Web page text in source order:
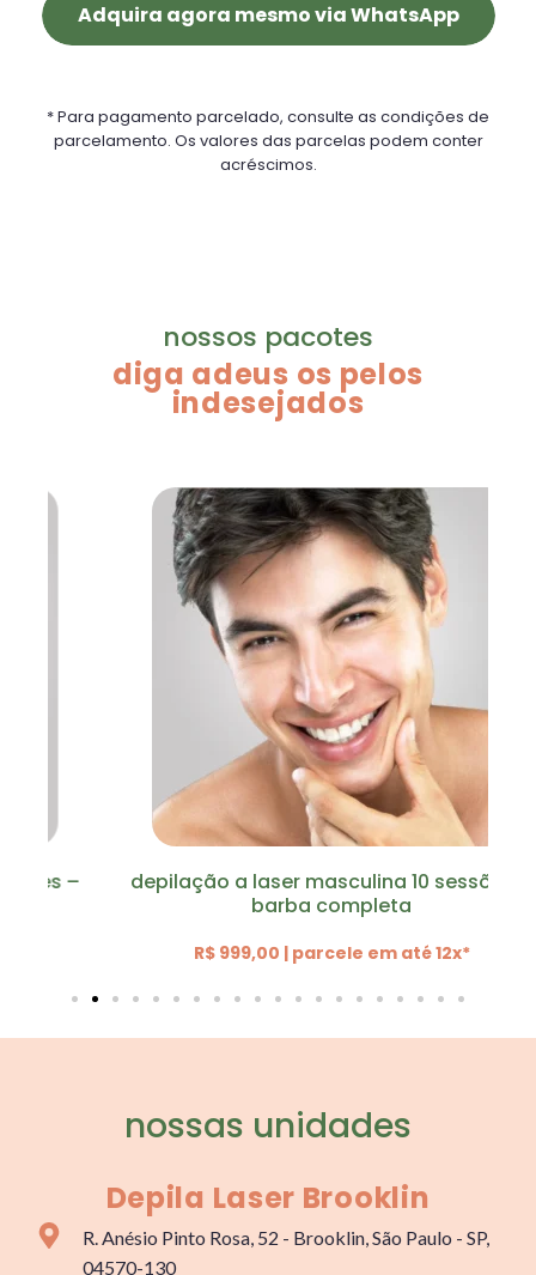
Adquira agora mesmo via WhatsApp
* Para pagamento parcelado, consulte as condições de
parcelamento. Os valores das parcelas podem conter
acréscimos.
nossos pacotes
diga adeus os pelos
indesejados
depilação a laser masculina 10 sessões –
barba completa
R$ 999,00 | parcele em até 12x*
nossas unidades
Depila Laser Brooklin
R. Anésio Pinto Rosa, 52 - Brooklin, São Paulo - SP,
04570-130